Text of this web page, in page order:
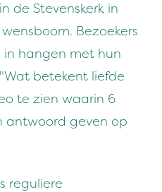
de Stevenskerk in
Bezoekers
in hangen met hun
betekent liefde
te zien waarin 6
antwoord geven op
reguliere